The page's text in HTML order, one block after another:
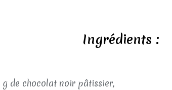
Ingrédients :
de chocolat noir pâtissier,